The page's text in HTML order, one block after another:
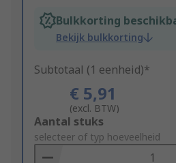
Bulkkorting
Bekijk bulkkorting
Subtotaal (1 eenheid)*
€ 5,91
(excl. BTW)
Add
to
Basket
Aantal stuks
selecteer of typ hoeveelheid